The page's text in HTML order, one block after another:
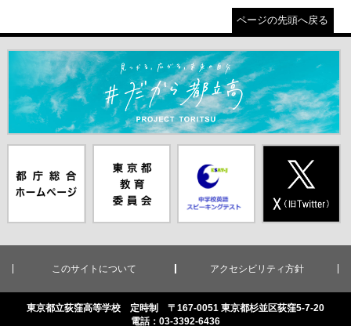
ページの先頭へ戻る
＃だから都立高（別ウインドウが開きます）
ムページ（別
ウインドウが
員会（別ウイ
ンドウが開き
ピーキングテ
スト（別ウイ
ンドウが開き
（別ウインド
ウが開きま
す）
このサイトについて アクセシビリティ方針
東京都立荻窪高等学校 定時制 〒167-0051 東京都杉並区荻窪5-7-20
電話：03-3392-6436